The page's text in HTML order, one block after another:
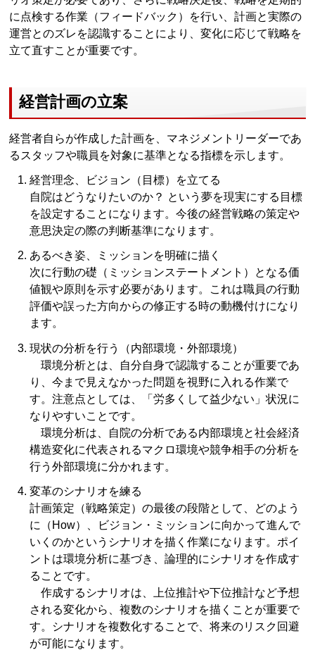
に点検する作業（フィードバック）を行い、計画と実際の
運営とのズレを認識することにより、変化に応じて戦略を
立て直すことが重要です。
経営計画の立案
経営者自らが作成した計画を、マネジメントリーダーであ
るスタッフや職員を対象に基準となる指標を示します。
経営理念、ビジョン（目標）を立てる
自院はどうなりたいのか？ という夢を現実にする目標
を設定することになります。今後の経営戦略の策定や
意思決定の際の判断基準になります。
あるべき姿、ミッションを明確に描く
次に行動の礎（ミッションステートメント）となる価
値観や原則を示す必要があります。これは職員の行動
評価や誤った方向からの修正する時の動機付けになり
ます。
現状の分析を行う（内部環境・外部環境）
環境分析とは、自分自身で認識することが重要であ
り、今まで見えなかった問題を視野に入れる作業で
す。注意点としては、「労多くして益少ない」状況に
なりやすいことです。
環境分析は、自院の分析である内部環境と社会経済
構造変化に代表されるマクロ環境や競争相手の分析を
行う外部環境に分かれます。
変革のシナリオを練る
計画策定（戦略策定）の最後の段階として、どのよう
に（How）、ビジョン・ミッションに向かって進んで
いくのかというシナリオを描く作業になります。ポイ
ントは環境分析に基づき、論理的にシナリオを作成す
ることです。
作成するシナリオは、上位推計や下位推計など予想
される変化から、複数のシナリオを描くことが重要で
す。シナリオを複数化することで、将来のリスク回避
が可能になります。